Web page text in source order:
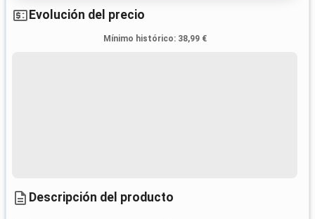
Evolución del precio
Mínimo histórico: 38,99 €
Descripción del producto